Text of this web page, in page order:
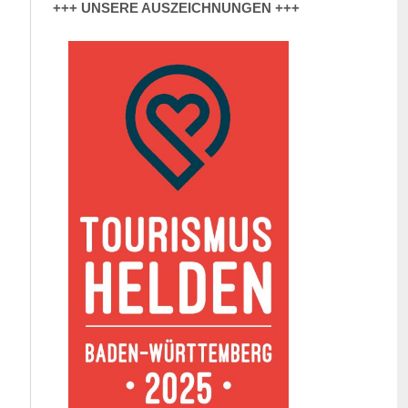
+++ UNSERE AUSZEICHNUNGEN +++